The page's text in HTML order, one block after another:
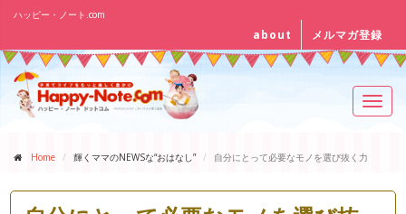
ハッピー・ノート.com
about メルマガ登録
Home 輝くママのNEWSな“おはなし” 自分にとって必要なモノを選び抜く力